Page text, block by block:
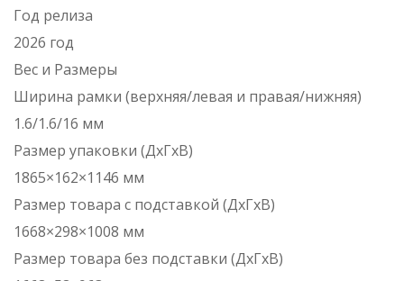
Год релиза
2026 год
Вес и Размеры
Ширина рамки (верхняя/левая и правая/нижняя)
1.6/1.6/16 мм
Размер упаковки (ДxГxВ)
1865×162×1146 мм
Размер товара с подставкой (ДxГxВ)
1668×298×1008 мм
Размер товара без подставки (ДxГxВ)